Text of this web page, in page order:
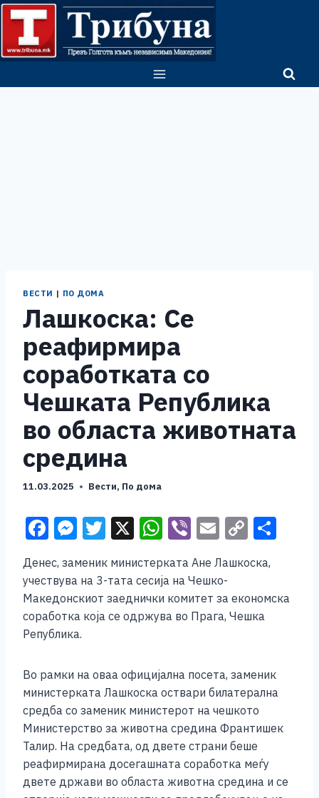
Skip
content
ВЕСТИ | ПО ДОМА
Лашкоска: Се
реафирмира
соработката со
Чешката Република
во областа животната
средина
11.03.2025 Вести, По дома
F
c
e
b
o
o
k
M
ss
e
n
g
er
T
tt
er
X W
at
s
A
p
Vi
b
er
E
m
ai
l
C
p
y
Li
k
e
Денес, заменик министерката Ане Лашкоска,
учествува на 3-тата сесија на Чешко-
Македонскиот заеднички комитет за економска
соработка која се одржува во Прага, Чешка
Република.
Во рамки на оваа официјална посета, заменик
министерката Лашкоска оствари билатерална
средба со заменик министерот на чешкото
Министерство за животна средина Франтишек
Талир. На средбата, од двете страни беше
реафирмирана досегашната соработка меѓу
двете држави во областа животна средина и се